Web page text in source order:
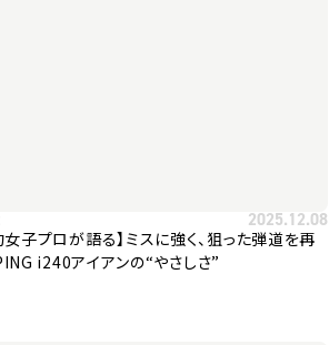
2025.12.08
女子プロが語る】ミスに強く、狙った弾道を再
i240アイアンの“やさしさ”